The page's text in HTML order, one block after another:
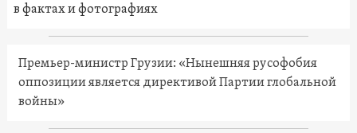
в фактах и фотографиях
Премьер-министр Грузии: «Нынешняя русофобия
оппозиции является директивой Партии глобальной
войны»